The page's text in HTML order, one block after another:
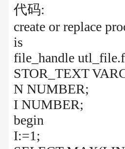
代码:
create or replace
is
file_handle
STOR_TEXT
N NUMBER;
I NUMBER;
begin
I:=1;